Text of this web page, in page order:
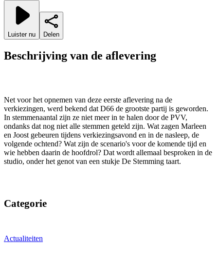
Luister nu Delen
Beschrijving van de aflevering
Net voor het opnemen van deze eerste aflevering na de
verkiezingen, werd bekend dat D66 de grootste partij is geworden.
In stemmenaantal zijn ze niet meer in te halen door de PVV,
ondanks dat nog niet alle stemmen geteld zijn. Wat zagen Marleen
en Joost gebeuren tijdens verkiezingsavond en in de nasleep, de
volgende ochtend? Wat zijn de scenario's voor de komende tijd en
wie hebben daarin de hoofdrol? Dat wordt allemaal besproken in de
studio, onder het genot van een stukje De Stemming taart.
Categorie
Actualiteiten